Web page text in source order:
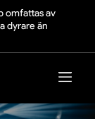
omfattas av
dyrare än